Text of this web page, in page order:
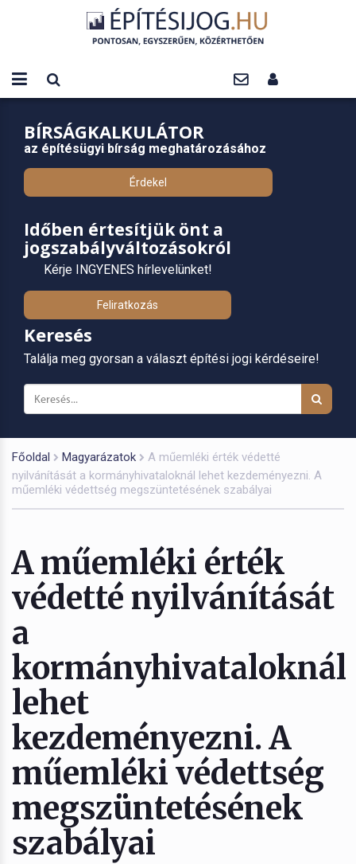
BÍRSÁGKALKULÁTOR
az építésügyi bírság meghatározásához
Érdekel
Időben értesítjük önt a
jogszabályváltozásokról
Kérje INGYENES hírlevelünket!
Feliratkozás
Keresés
Találja meg gyorsan a választ építési jogi kérdéseire!
Főoldal Magyarázatok
A műemléki érték védetté
nyilvánítását a kormányhivataloknál lehet kezdeményezni. A
műemléki védettség megszüntetésének szabályai
A műemléki érték
védetté nyilvánítását
a
kormányhivataloknál
lehet
kezdeményezni. A
műemléki védettség
megszüntetésének
szabályai